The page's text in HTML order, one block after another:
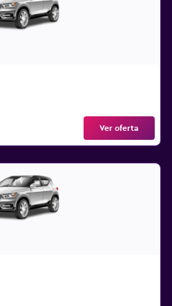
Ver oferta